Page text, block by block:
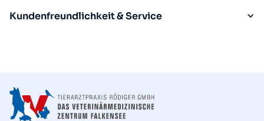
Kundenfreundlichkeit & Service